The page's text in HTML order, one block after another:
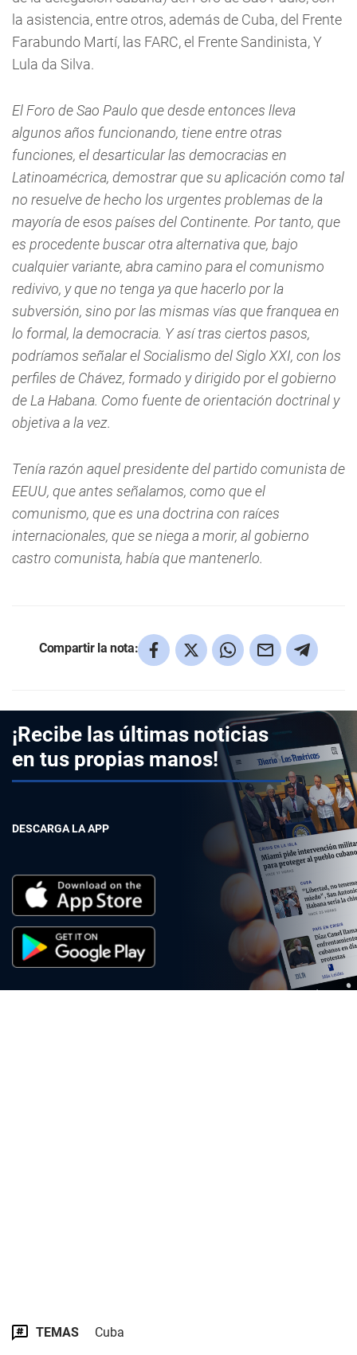
la asistencia, entre otros, además de Cuba, del Frente
Farabundo Martí, las FARC, el Frente Sandinista, Y
Lula da Silva.
El Foro de Sao Paulo que desde entonces lleva
algunos años funcionando, tiene entre otras
funciones, el desarticular las democracias en
Latinoamécrica, demostrar que su aplicación como tal
no resuelve de hecho los urgentes problemas de la
mayoría de esos países del Continente. Por tanto, que
es procedente buscar otra alternativa que, bajo
cualquier variante, abra camino para el comunismo
redivivo, y que no tenga ya que hacerlo por la
subversión, sino por las mismas vías que franquea en
lo formal, la democracia. Y así tras ciertos pasos,
podríamos señalar el Socialismo del Siglo XXI, con los
perfiles de Chávez, formado y dirigido por el gobierno
de La Habana. Como fuente de orientación doctrinal y
objetiva a la vez.
Tenía razón aquel presidente del partido comunista de
EEUU, que antes señalamos, como que el
comunismo, que es una doctrina con raíces
internacionales, que se niega a morir, al gobierno
castro comunista, había que mantenerlo.
Compartir la nota:
¡Recibe las últimas noticias
en tus propias manos!
DESCARGA LA APP
TEMAS Cuba